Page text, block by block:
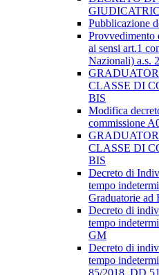
Pubblicazione
Provvedimento
ai sensi art.1
Nazionali) a.s.
CLASSE DI
BIS
Modifica
commissione
CLASSE DI
BIS
Decreto di
tempo
Graduatorie ad
Decreto di
tempo
GM
Decreto di
tempo